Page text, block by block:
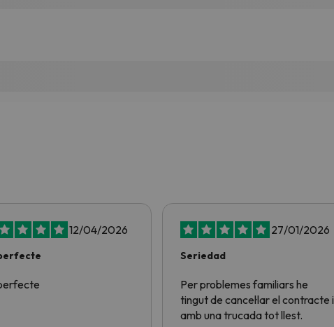
12/04/2026 27/01/2026
Seriedad
Per problemes familiars he
tingut de cancel·lar el contracte i
amb una trucada tot llest.